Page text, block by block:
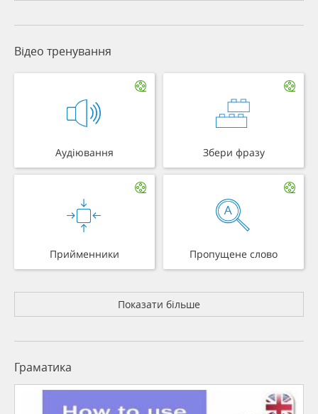
Відео тренування
Аудіювання Збери фразу
Прийменники Пропущене слово
Показати більше
Граматика